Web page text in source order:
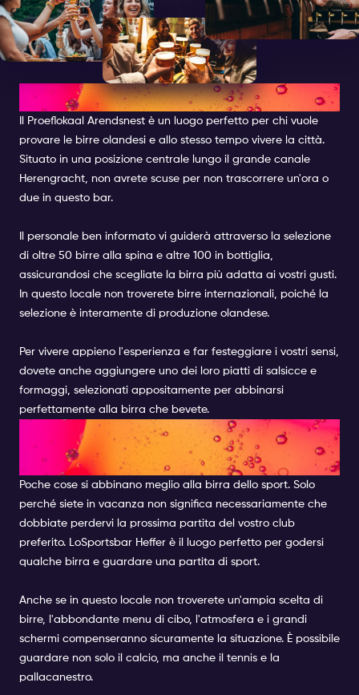
PROEFLOKAAL ARENDSNEST
Il Proeflokaal Arendsnest è un luogo perfetto per chi vuole
provare le birre olandesi e allo stesso tempo vivere la città.
Situato in una posizione centrale lungo il grande canale
Herengracht, non avrete scuse per non trascorrere un'ora o
due in questo bar.
Il personale ben informato vi guiderà attraverso la selezione
di oltre 50 birre alla spina e altre 100 in bottiglia,
assicurandosi che scegliate la birra più adatta ai vostri gusti.
In questo locale non troverete birre internazionali, poiché la
selezione è interamente di produzione olandese.
Per vivere appieno l'esperienza e far festeggiare i vostri sensi,
dovete anche aggiungere uno dei loro piatti di salsicce e
formaggi, selezionati appositamente per abbinarsi
perfettamente alla birra che bevete.
SPORTSBAR HEFFER
AMSTERDAM
Poche cose si abbinano meglio alla birra dello sport. Solo
perché siete in vacanza non significa necessariamente che
dobbiate perdervi la prossima partita del vostro club
preferito. LoSportsbar Heffer è il luogo perfetto per godersi
qualche birra e guardare una partita di sport.
Anche se in questo locale non troverete un'ampia scelta di
birre, l'abbondante menu di cibo, l'atmosfera e i grandi
schermi compenseranno sicuramente la situazione. È possibile
guardare non solo il calcio, ma anche il tennis e la
pallacanestro.